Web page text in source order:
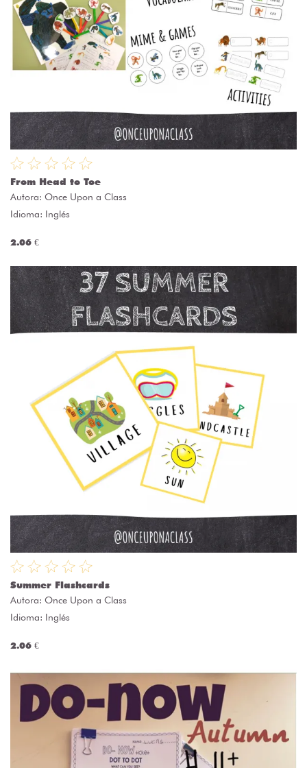
From Head to Toe
Autora: Once Upon a Class
Idioma: Inglés
2.06 €
Summer Flashcards
Autora: Once Upon a Class
Idioma: Inglés
2.06 €